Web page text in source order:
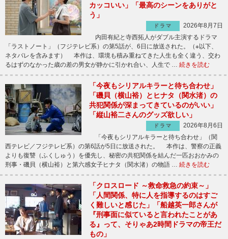
カッコいい」「最高のシーンをありがと
う」
ドラマ
2026年8月7日
内田有紀と寺西拓人がダブル主演するドラマ
「ラストノート」（フジテレビ系）の第5話が、6日に放送された。（※以下、
ネタバレを含みます） 本作は、環境も積み重ねてきた人生も全く違う、交わ
るはずのなかった歳の差の男女が静かに引かれ合い、人生で … 続きを読む
「今夜もシリアルキラーと待ち合わせ」
「磯貝（横山裕）とヒナタ（関水渚）の
共犯関係が深まってきているのがいい」
「縦山裕二さんのグッズ欲しい」
ドラマ
2026年8月6日
「今夜もシリアルキラーと待ち合わせ」（関
西テレビ／フジテレビ系）の第6話が5日に放送された。 本作は、警察の正義
よりも復讐（ふくしゅう）を優先し、秘密の共犯関係を結んだ一匹おおかみの
刑事・磯貝（横山裕）と第六感女子ヒナタ（関水渚）の物語 … 続きを読む
「クロスロード ～救命救急の約束～」
「人間関係、特に人を指導するのはすご
く難しいと感じた」「船越英一郎さんが
『刑事面に似ていると言われたことがあ
る』って、そりゃあ2時間ドラマの帝王だ
もの」